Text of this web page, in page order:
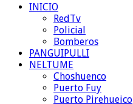
INICIO
RedTv
Policial
Bomberos
PANGUIPULLI
NELTUME
Choshuenco
Puerto Fuy
Puerto Pirehueico